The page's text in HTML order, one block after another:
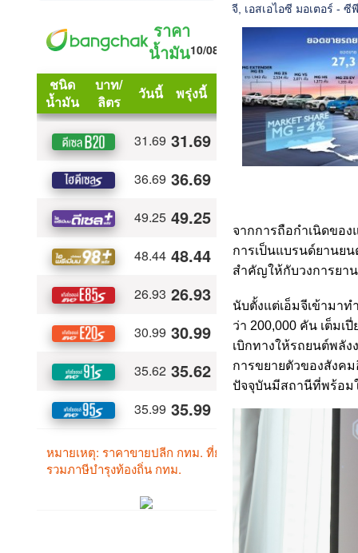
จี
เอสเอไอซี มอเตอร์ - ซี
จากการถือกำเนิดขอ
การเป็นแบรนด์ยานย
สำคัญให้กับวงการยา
นับตั้งแต่เอ็มจีเข้ามา
ว่า 200,000 คัน เต็มเ
เบิกทางให้รถยนต์พลั
การขยายตัวของสังค
ปัจจุบันมีสถานีที่พร้อม